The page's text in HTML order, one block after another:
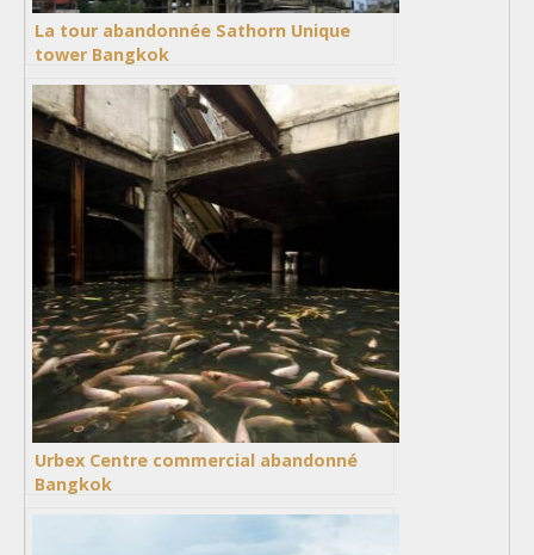
La tour abandonnée Sathorn Unique
tower Bangkok
Urbex Centre commercial abandonné
Bangkok